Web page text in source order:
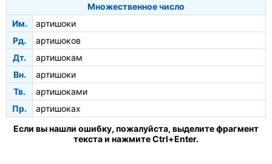
Множественное число
Им.
артишоки
Рд.
артишоков
Дт.
артишокам
Вн.
артишоки
Тв.
артишоками
Пр.
артишоках
Если вы нашли ошибку, пожалуйста, выделите фрагмент
текста и нажмите Ctrl+Enter.